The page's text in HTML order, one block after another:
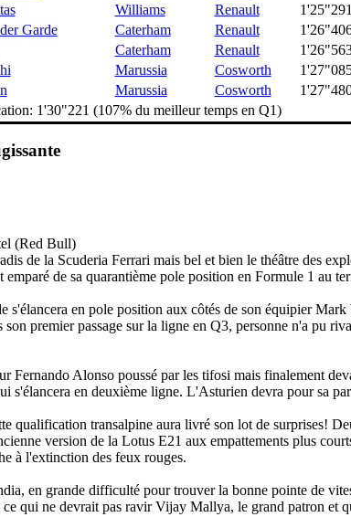
Williams Renault 1'25"291
Garde Caterham Renault
Caterham Renault
Marussia Cosworth
Marussia Cosworth
1'30"221 (107% du meilleur temps en Q1)
(Red Bull)
de la Scuderia Ferrari mais bel et bien le théâtre des
de sa quarantième pole position en Formule 1 au
s'élancera en pole position aux côtés de son équipier
son premier passage sur la ligne en Q3, personne n'a pu
Fernando Alonso poussé par les tifosi mais finalement
s'élancera en deuxième ligne. L'Asturien devra pour sa
qualification transalpine aura livré son lot de surprises!
version de la Lotus E21 aux empattements plus
à l'extinction des feux rouges.
en grande difficulté pour trouver la bonne pointe de
qui ne devrait pas ravir Vijay Mallya, le grand patron et